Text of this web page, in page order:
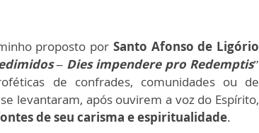
proposto por Santo Afonso de Ligório
– Dies impendere pro Redemptis”
de confrades, comunidades ou de
levantaram, após ouvirem a voz do Espírito,
de seu carisma e espiritualidade.